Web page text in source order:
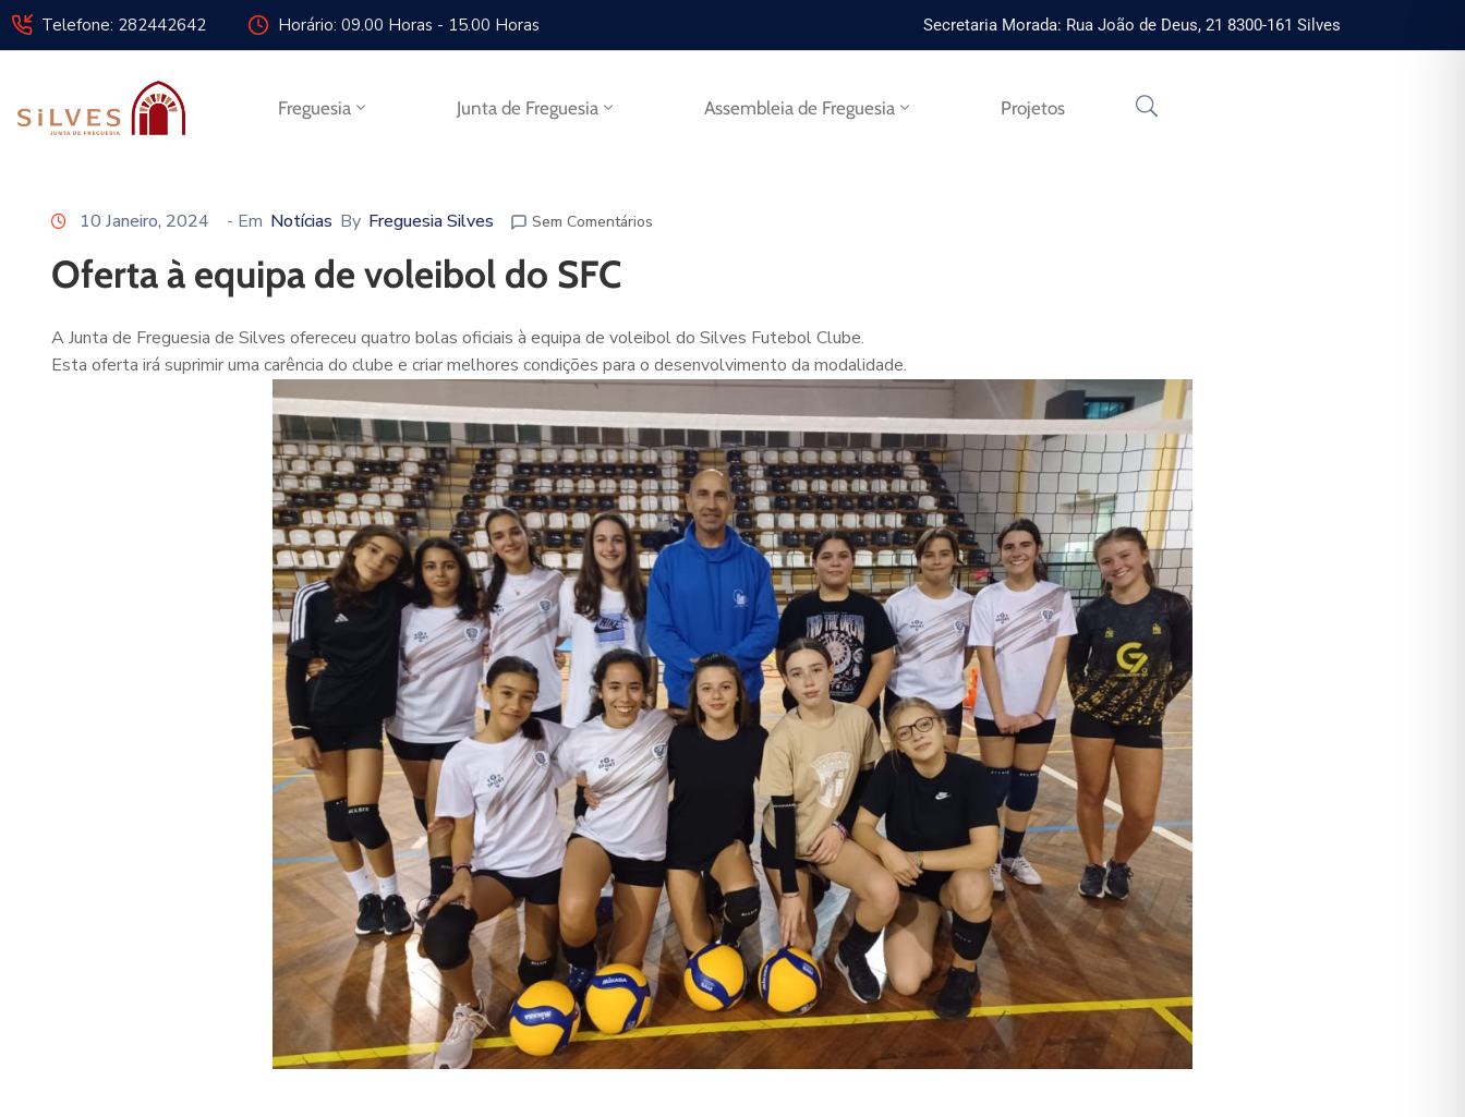
Telefone: 282442642 Horário: 09.00 Horas - 15.00 Horas Secretaria Morada: Rua João de Deus, 21 8300-161 Silves
Freguesia Junta de Freguesia Assembleia de Freguesia Projetos
10 Janeiro, 2024 - Em Notícias By Freguesia Silves Sem Comentários
Oferta à equipa de voleibol do SFC
A Junta de Freguesia de Silves ofereceu quatro bolas oficiais à equipa de voleibol do Silves Futebol Clube.
Esta oferta irá suprimir uma carência do clube e criar melhores condições para o desenvolvimento da modalidade.